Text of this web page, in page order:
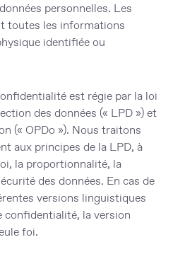
personnelles. Les
toutes les informations
identifiée ou
est régie par la loi
des données (« LPD ») et
(« OPDo »). Nous traitons
aux principes de la LPD, à
la proportionnalité, la
des données. En cas de
versions linguistiques
confidentialité, la version
foi.